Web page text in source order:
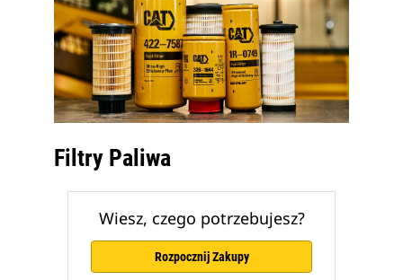
Filtry Paliwa
Wiesz, czego potrzebujesz?
Rozpocznij Zakupy